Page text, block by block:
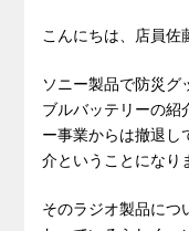
こんにちは、店員佐
ソニー製品で防災グ
ブルバッテリーの紹
ー事業からは撤退し
介ということになり
そのラジオ製品につ